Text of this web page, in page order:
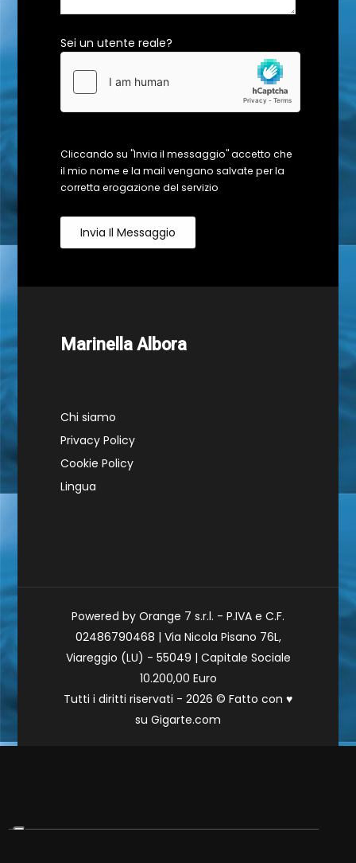
Sei un utente reale?
Cliccando su "Invia il messaggio" accetto che
il mio nome e la mail vengano salvate per la
corretta erogazione del servizio
Invia Il Messaggio
Marinella Albora
Chi siamo
Privacy Policy
Cookie Policy
Lingua
Powered by Orange 7 s.r.l. - P.IVA e C.F.
02486790468 | Via Nicola Pisano 76L,
Viareggio (LU) - 55049 | Capitale Sociale
10.200,00 Euro
Tutti i diritti riservati - 2026 © Fatto con ♥
su Gigarte.com